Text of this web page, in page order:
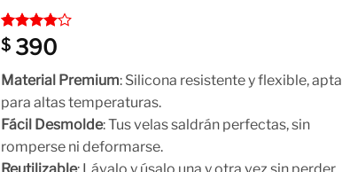
Valorado
con4de
base a
1
valoración
de un
cliente
$ 390
Material Premium: Silicona resistente y flexible, apta
para altas temperaturas.
Fácil Desmolde: Tus velas saldrán perfectas, sin
romperse ni deformarse.